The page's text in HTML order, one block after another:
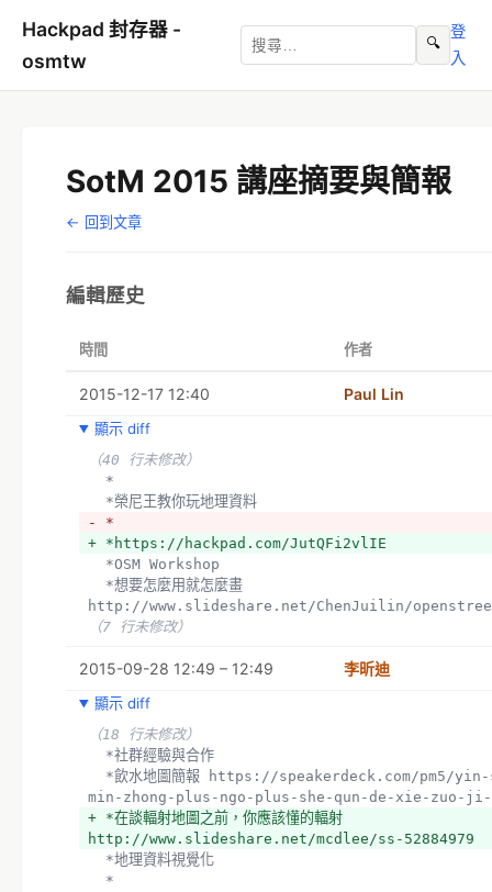
Hackpad 封存器 -
osmtw
🔍
登
入
SotM 2015 講座摘要與簡報
← 回到文章
編輯歷史
時間 作者
2015-12-17 12:40 Paul Lin
顯示 diff
（40 行未修改）
  *
  *榮尼王教你玩地理資料
- *
+ *https://hackpad.com/JutQFi2vlIE
  *OSM Workshop
http://www.slideshare.net/ChenJuilin/
（7 行未修改）
2015-09-28 12:49 – 12:49 李昕迪
顯示 diff
（18 行未修改）
  *社群經驗與合作
min-zhong-plus-ngo-plus-she-qun-de-xie-zuo-ji-
+ *在談輻射地圖之前，你應該懂的輻射
http://www.slideshare.net/mcdlee/ss-52884979
  *地理資料視覺化
  *